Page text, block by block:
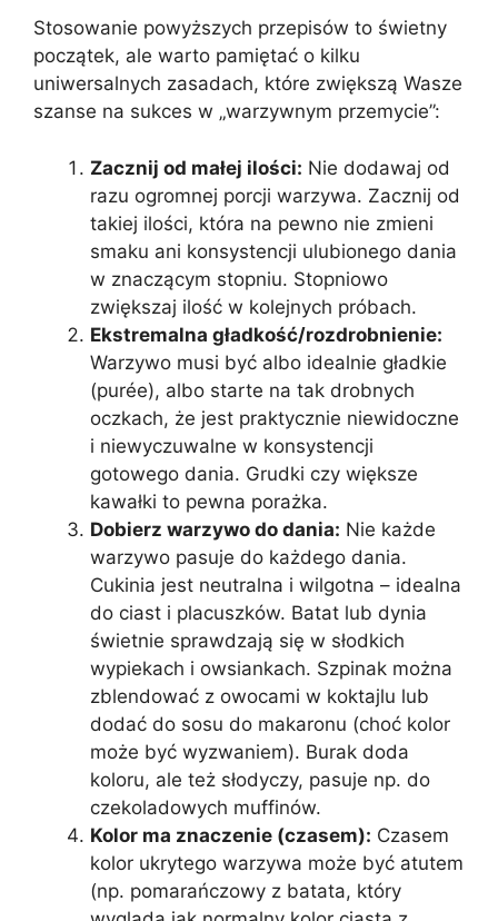
Stosowanie powyższych przepisów to świetny
początek, ale warto pamiętać o kilku
uniwersalnych zasadach, które zwiększą Wasze
szanse na sukces w „warzywnym przemycie”:
Zacznij od małej ilości: Nie dodawaj od
razu ogromnej porcji warzywa. Zacznij od
takiej ilości, która na pewno nie zmieni
smaku ani konsystencji ulubionego dania
w znaczącym stopniu. Stopniowo
zwiększaj ilość w kolejnych próbach.
Ekstremalna gładkość/rozdrobnienie:
Warzywo musi być albo idealnie gładkie
(purée), albo starte na tak drobnych
oczkach, że jest praktycznie niewidoczne
i niewyczuwalne w konsystencji
gotowego dania. Grudki czy większe
kawałki to pewna porażka.
Dobierz warzywo do dania: Nie każde
warzywo pasuje do każdego dania.
Cukinia jest neutralna i wilgotna – idealna
do ciast i placuszków. Batat lub dynia
świetnie sprawdzają się w słodkich
wypiekach i owsiankach. Szpinak można
zblendować z owocami w koktajlu lub
dodać do sosu do makaronu (choć kolor
może być wyzwaniem). Burak doda
koloru, ale też słodyczy, pasuje np. do
czekoladowych muffinów.
Kolor ma znaczenie (czasem): Czasem
kolor ukrytego warzywa może być atutem
(np. pomarańczowy z batata, który